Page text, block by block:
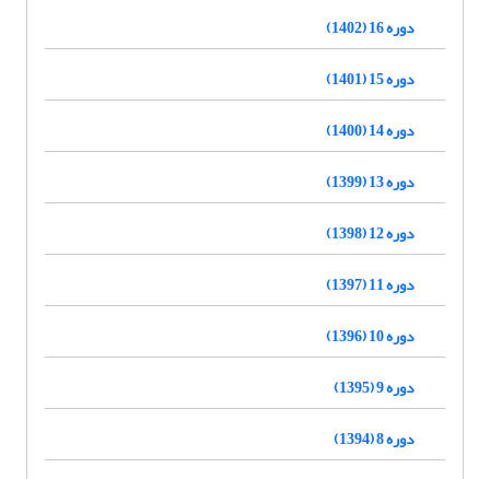
دوره 16 (1402)
دوره 15 (1401)
دوره 14 (1400)
دوره 13 (1399)
دوره 12 (1398)
دوره 11 (1397)
دوره 10 (1396)
دوره 9 (1395)
دوره 8 (1394)